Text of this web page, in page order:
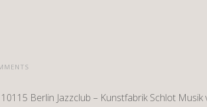
Berlin Jazzclub – Kunstfabrik Schlot Musik